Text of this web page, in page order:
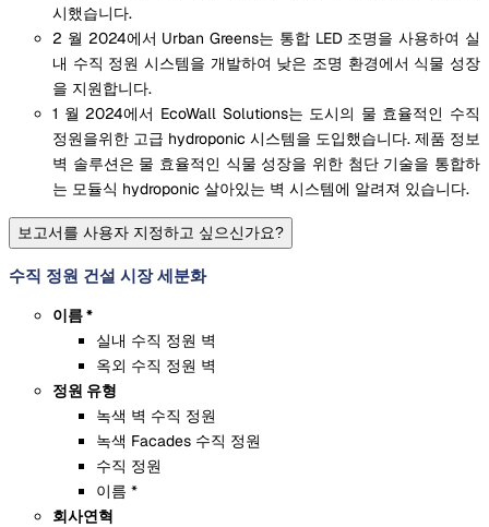
시했습니다.
2 월 2024에서 Urban Greens는 통합 LED 조명을 사용하여 실
내 수직 정원 시스템을 개발하여 낮은 조명 환경에서 식물 성장
을 지원합니다.
1 월 2024에서 EcoWall Solutions는 도시의 물 효율적인 수직
정원을위한 고급 hydroponic 시스템을 도입했습니다. 제품 정보
벽 솔루션은 물 효율적인 식물 성장을 위한 첨단 기술을 통합하
는 모듈식 hydroponic 살아있는 벽 시스템에 알려져 있습니다.
보고서를 사용자 지정하고 싶으신가요?
수직 정원 건설 시장 세분화
이름 *
실내 수직 정원 벽
옥외 수직 정원 벽
정원 유형
녹색 벽 수직 정원
녹색 Facades 수직 정원
수직 정원
이름 *
회사연혁